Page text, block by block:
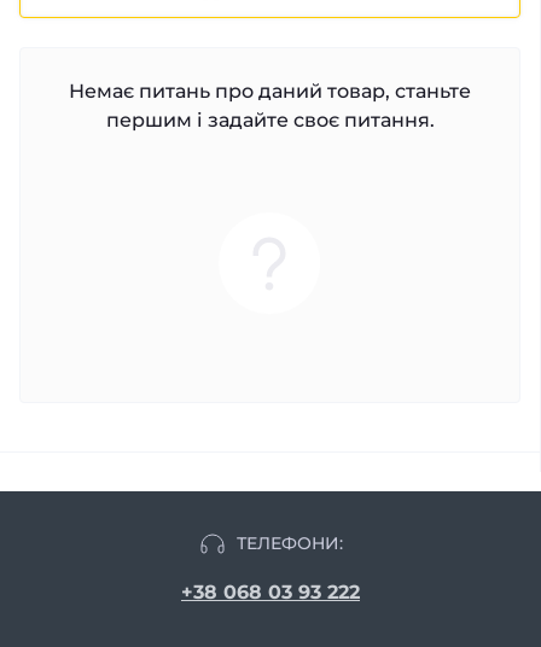
Немає питань про даний товар, станьте
першим і задайте своє питання.
ТЕЛЕФОНИ:
+38 068 03 93 222